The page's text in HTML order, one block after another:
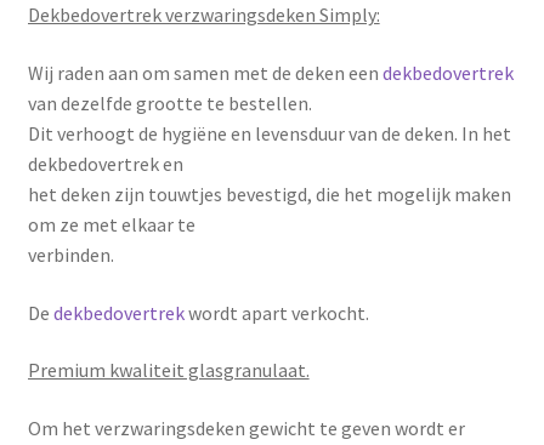
Dekbedovertrek verzwaringsdeken Simply:
Wij raden aan om samen met de deken een dekbedovertrek
van dezelfde grootte te bestellen.
Dit verhoogt de hygiëne en levensduur van de deken. In het
dekbedovertrek en
het deken zijn touwtjes bevestigd, die het mogelijk maken
om ze met elkaar te
verbinden.
De dekbedovertrekwordt apart verkocht.
Premium kwaliteit glasgranulaat.
Om het verzwaringsdeken gewicht te geven wordt er